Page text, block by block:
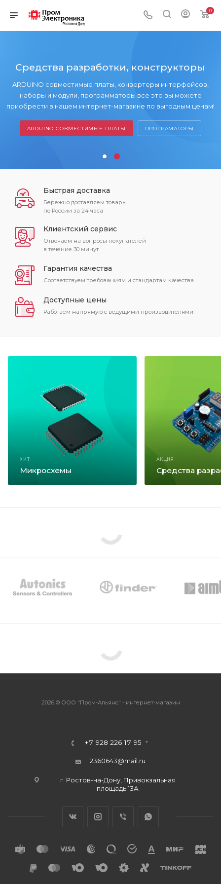
0
Средства разработки, конструкторы
ARDUINO совместимые платы, конвертеры интерфейсов,
наборы и модули, программаторы все это вы можете
приобрести в нашем интернет-магазине по выгодным ценам!
ARDUINO СОВМЕСТИМЫЕ ПЛАТЫ ПРОГРАМАТОРЫ
Быстрая доставка
Бережно доставляем товары
по России за 24 часа
Клиентский сервис
Отвечаем на вопросы покупателей
в течение 30 минут
Гарантия качества
Соответствуем требованиям и стандартам качества
Доступные цены
Работаем напрямую с ведущими производителями
ХИТ
Микросхемы
АКЦИЯ
Средства
2026 © ООО "Пром-Альянс" - интернет-магазин
+7 928 226 17 95
2360643@mail.ru
г. Ростов-на-Дону, Привокзальная
площадь 13А